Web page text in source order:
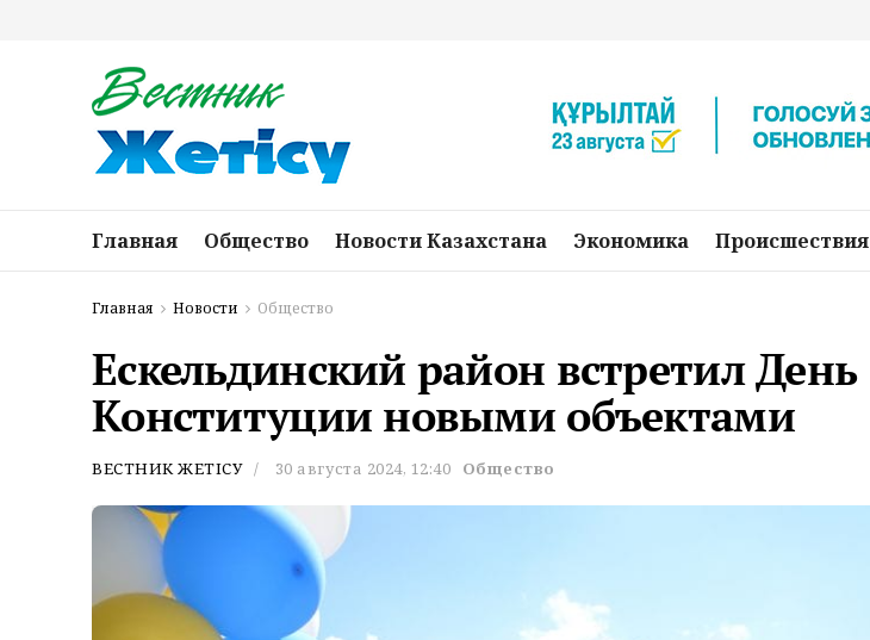
Главная Общество Новости Казахстана Экономика Происшествия
Главная Новости Общество
Ескельдинский район встретил День
Конституции новыми объектами
ВЕСТНИК ЖЕТІСУ 30 августа 2024, 12:40 Общество